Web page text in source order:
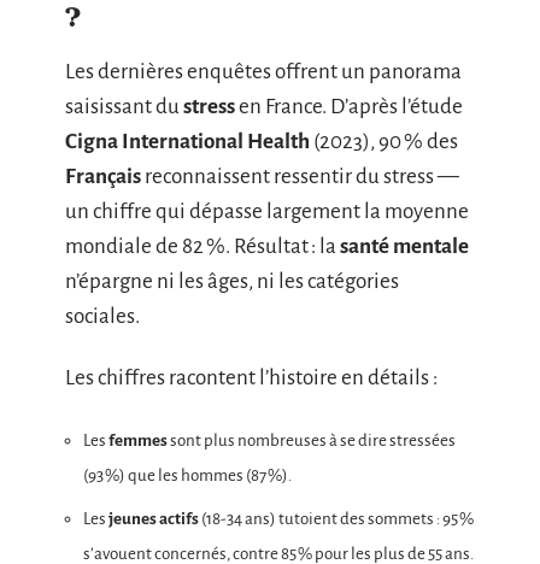
?
Les dernières enquêtes offrent un panorama
saisissant du stressen France. D’après l’étude
Cigna International Health (2023), 90 % des
Français reconnaissent ressentir du stress —
un chiffre qui dépasse largement la moyenne
mondiale de 82 %. Résultat : la santé mentale
n’épargne ni les âges, ni les catégories
sociales.
Les chiffres racontent l’histoire en détails :
Les femmessont plus nombreuses à se dire stressées
(93 %) que les hommes (87 %).
Les jeunes actifs (18-34 ans) tutoient des sommets : 95 %
s’avouent concernés, contre 85 % pour les plus de 55 ans.